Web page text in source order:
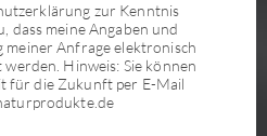
zur Kenntnis
dass meine Angaben und
Anfrage elektronisch
Hinweis: Sie können
für die Zukunft per E-Mail